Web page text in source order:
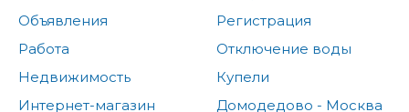
Объявления
Работа
Недвижимость
Интернет-магазин
Регистрация
Отключение воды
Купели
Домодедово - Москва